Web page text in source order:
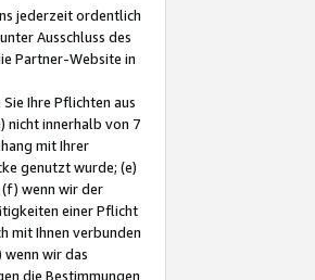
jederzeit ordentlich
Ausschluss des
Partner-Website in
Ihre Pflichten aus
nicht innerhalb von 7
mit Ihrer
genutzt wurde; (e)
(f) wenn wir der
einer Pflicht
mit Ihnen verbunden
wir das
die Bestimmungen